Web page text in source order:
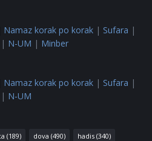
Namaz korak po korak | Sufara |
| N-UM | Minber
Namaz korak po korak | Sufara |
| N-UM
(189) dova (490) hadis (340)